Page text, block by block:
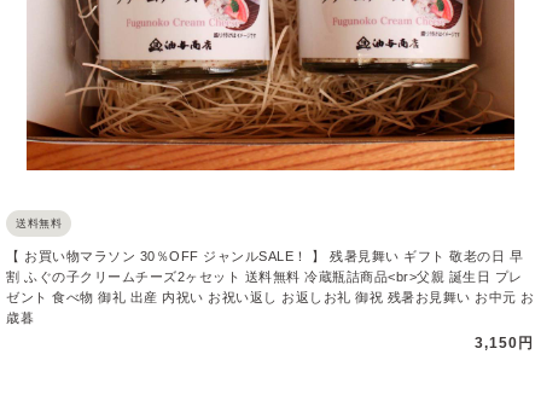
送料無料
【 お買い物マラソン 30％OFF ジャンルSALE！ 】 残暑見舞い ギフト 敬老の日 早
割 ふぐの子クリームチーズ2ヶセット 送料無料 冷蔵瓶詰商品<br>父親 誕生日 プレ
ゼント 食べ物 御礼 出産 内祝い お祝い返し お返しお礼 御祝 残暑お見舞い お中元 お
歳暮
3,150円